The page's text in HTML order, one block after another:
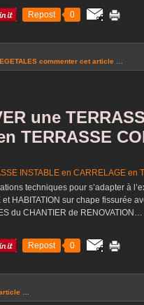
Repost 0
commenter cet article
une
TERRASSE
techniques pour s’adapter à
HABITATION sur chape fissurée
du CHANTIER de RENOVATION…
Repost 0